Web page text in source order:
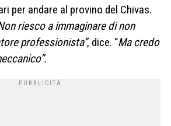
per andare al provino del Chivas.
riesco a immaginare di non
professionista”, dice. “Ma credo